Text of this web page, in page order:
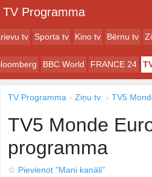
TV Programma
tv Sporta tv Kino tv Bērnu tv
BBC World FRANCE 24
TV Programma Ziņu tv TV5
TV5 Monde
programma
☆ Pievienot "Mani kanāli"